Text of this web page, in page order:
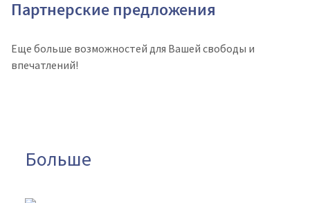
Партнерские предложения
Еще больше возможностей для Вашей свободы и
впечатлений!
Больше